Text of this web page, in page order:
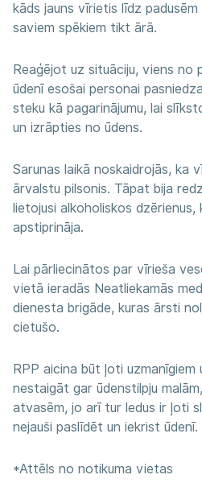
kāds jauns vīrietis līdz padusēm
saviem spēkiem tikt ārā.
Reaģējot uz situāciju, viens no
ūdenī esošai personai
steku kā pagarinājumu, lai
un izrāpties no ūdens.
Sarunas laikā noskaidrojās, ka
ārvalstu pilsonis. Tāpat bija
lietojusi alkoholiskos
apstiprināja.
Lai pārliecinātos par vīrieša
vietā ieradās Neatliekamās
dienesta brigāde, kuras ārsti
cietušo.
RPP aicina būt ļoti uzmanīgiem
nestaigāt gar ūdenstilpju
atvasēm, jo arī tur ledus ir ļoti
nejauši paslīdēt un iekrist ūdenī.
*Attēls no notikuma vietas